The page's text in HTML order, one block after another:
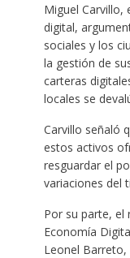
Miguel Carvillo,
digital,
sociales y los
la gestión de
carteras
locales se
Carvillo señaló
estos activos
resguardar el
variaciones del
Por su parte, el
Economía
Leonel